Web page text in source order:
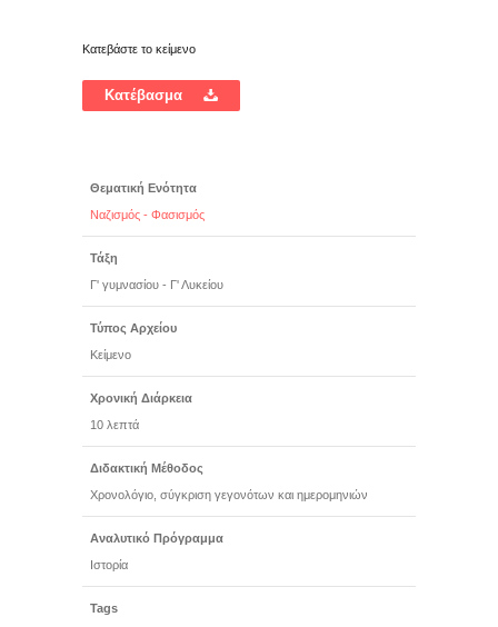
Κατεβάστε το κείμενο
Κατέβασμα
Θεματική Ενότητα
Ναζισμός - Φασισμός
Τάξη
Γ' γυμνασίου - Γ' Λυκείου
Τύπος Αρχείου
Κείμενο
Χρονική Διάρκεια
10 λεπτά
Διδακτική Μέθοδος
Xρονολόγιο, σύγκριση γεγονότων και ημερομηνιών
Αναλυτικό Πρόγραμμα
Ιστορία
Tags